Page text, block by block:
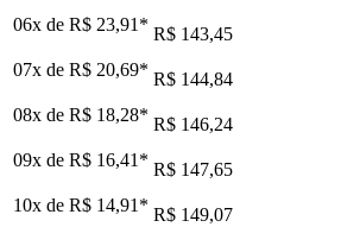
06x de R$ 23,91 * R$ 143,45
07x de R$ 20,69* R$ 144,84
08x de R$ 18,28* R$ 146,24
09x de R$ 16,41 * R$ 147,65
10x de R$ 14,91 * R$ 149,07